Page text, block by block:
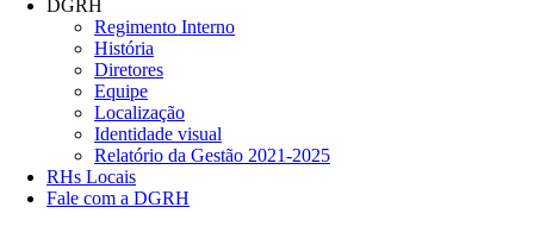
DGRH
Regimento Interno
História
Diretores
Equipe
Localização
Identidade visual
Relatório da Gestão 2021-2025
RHs Locais
Fale com a DGRH